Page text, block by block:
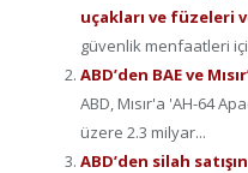
uçakları ve füzeleri
güvenlik menfaatleri
ABD’den BAE ve
ABD, Mısır'a 'AH-64
üzere 2.3 milyar...
ABD’den silah